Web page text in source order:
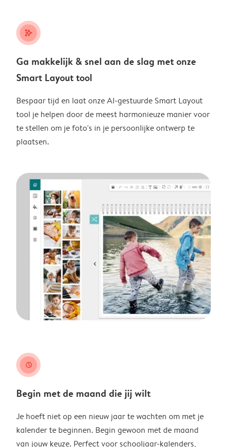
stars_plus
Ga makkelijk & snel aan de slag met onze
Smart Layout tool
Bespaar tijd en laat onze AI-gestuurde Smart Layout
tool je helpen door de meest harmonieuze manier voor
te stellen om je foto's in je persoonlijke ontwerp te
plaatsen.
clock
Begin met de maand die jij wilt
Je hoeft niet op een nieuw jaar te wachten om met je
kalender te beginnen. Begin gewoon met de maand
van jouw keuze. Perfect voor schooljaar-kalenders,